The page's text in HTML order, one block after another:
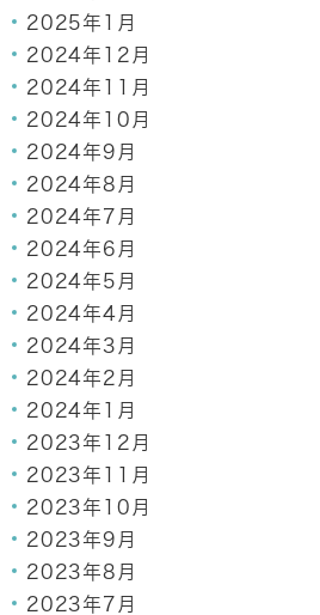
2025年1月
2024年12月
2024年11月
2024年10月
2024年9月
2024年8月
2024年7月
2024年6月
2024年5月
2024年4月
2024年3月
2024年2月
2024年1月
2023年12月
2023年11月
2023年10月
2023年9月
2023年8月
2023年7月